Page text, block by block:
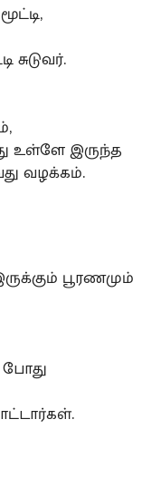
உள்ளே இருந்த
வழக்கம்.
பூரணமும்